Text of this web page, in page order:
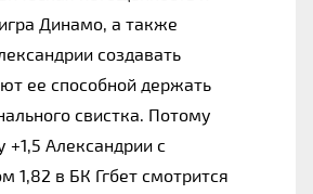
Динамо, а также
создавать
ее способной держать
свистка. Потому
+1,5 Александрии с
1,82 в БК Ггбет смотрится